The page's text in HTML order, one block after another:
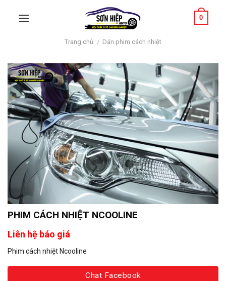
0
Trang chủ / Dán phim cách nhiệt
PHIM CÁCH NHIỆT NCOOLINE
Liên hệ báo giá
Phim cách nhiệt Ncooline
Chat Facebook